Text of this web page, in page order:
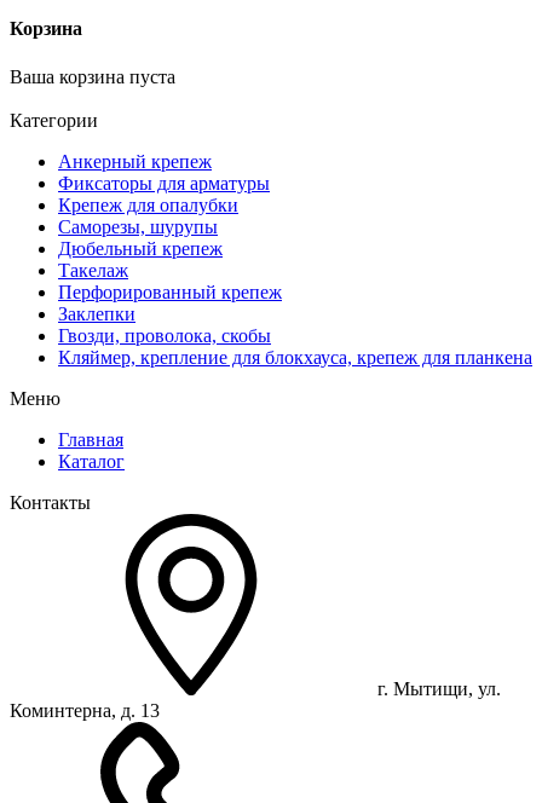
Корзина
Ваша корзина пуста
Категории
Анкерный крепеж
Фиксаторы для арматуры
Крепеж для опалубки
Саморезы, шурупы
Дюбельный крепеж
Такелаж
Перфорированный крепеж
Заклепки
Гвозди, проволока, скобы
Кляймер, крепление для блокхауса, крепеж для планкена
Меню
Главная
Каталог
Контакты
г. Мытищи, ул.
Коминтерна, д. 13